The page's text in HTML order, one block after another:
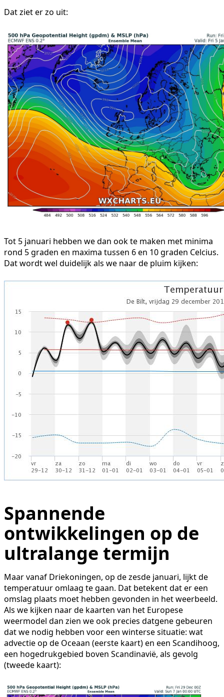
Dat ziet er zo uit:
Tot 5 januari hebben we dan ook te maken met minima
rond 5 graden en maxima tussen 6 en 10 graden Celcius.
Dat wordt wel duidelijk als we naar de pluim kijken:
Spannende
ontwikkelingen op de
ultralange termijn
Maar vanaf Driekoningen, op de zesde januari, lijkt de
temperatuur omlaag te gaan. Dat betekent dat er een
omslag plaats moet hebben gevonden in het weerbeeld.
Als we kijken naar de kaarten van het Europese
weermodel dan zien we ook precies datgene gebeuren
dat we nodig hebben voor een winterse situatie: wat
advectie op de Oceaan (eerste kaart) en een Scandihoog,
een hogedrukgebied boven Scandinavië, als gevolg
(tweede kaart):